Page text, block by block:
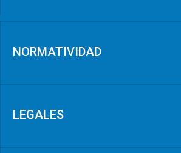
NORMATIVIDAD
LEGALES